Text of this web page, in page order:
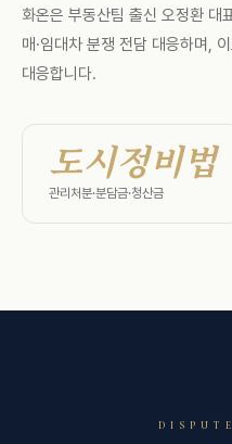
화온은 부동산팀 출신 오정환 대
매·임대차 분쟁 전담 대응하며,
대응합니다.
도시정비법
관리처분·분담금·청산금